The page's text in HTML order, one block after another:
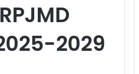
2029